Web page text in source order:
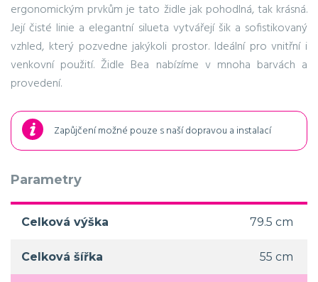
ergonomickým prvkům je tato židle jak pohodlná, tak krásná.
Její čisté linie a elegantní silueta vytvářejí šik a sofistikovaný
vzhled, který pozvedne jakýkoli prostor. Ideální pro vnitřní i
venkovní použití. Židle Bea nabízíme v mnoha barvách a
provedení.
Zapůjčení možné pouze s naší dopravou a instalací
Parametry
Celková výška 79.5 cm
Celková šířka 55 cm